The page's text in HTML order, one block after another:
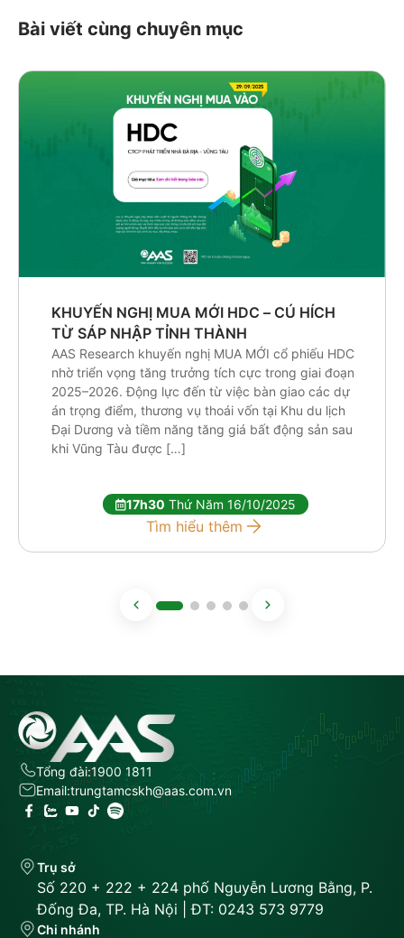
Bài viết cùng chuyên mục
KHUYẾN NGHỊ MUA MỚI HDC – CÚ HÍCH
TỪ SÁP NHẬP TỈNH THÀNH
AAS Research khuyến nghị MUA MỚI cổ phiếu HDC
nhờ triển vọng tăng trưởng tích cực trong giai đoạn
2025–2026. Động lực đến từ việc bàn giao các dự
án trọng điểm, thương vụ thoái vốn tại Khu du lịch
Đại Dương và tiềm năng tăng giá bất động sản sau
khi Vũng Tàu được […]
17h30 Thứ Năm 16/10/2025
Tìm hiểu thêm
Tổng đài:1900 1811
Email:trungtamcskh@aas.com.vn
Trụ sở
Số 220 + 222 + 224 phố Nguyễn Lương Bằng, P.
Đống Đa, TP. Hà Nội | ĐT: 0243 573 9779
Chi nhánh